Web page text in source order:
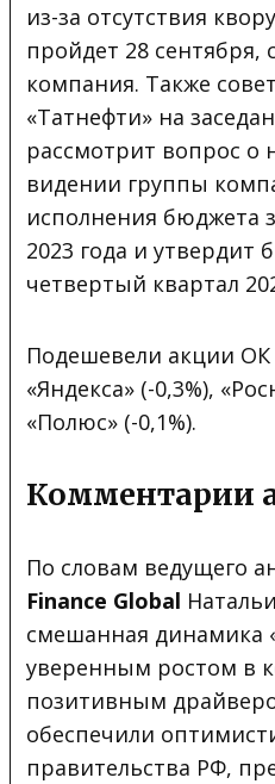
из-за отсутствия
пройдет 28
компания. Также
«Татнефти» на
рассмотрит вопрос о
видении группы
исполнения бюджета
2023 года и утвердит
четвертый квартал
Подешевели акции ОК
«Яндекса» (-0,3%),
«Полюс» (-0,1%).
Комментарии
По словам ведущего
Finance Global
смешанная динамика
уверенным ростом в
позитивным
обеспечили
правительства РФ,